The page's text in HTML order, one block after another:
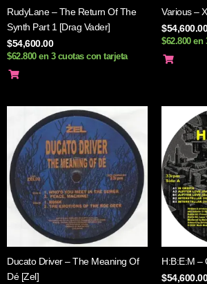
RudyLane – The Return Of The
Synth Part 1 [Drag Vader]
$54,600.00
$62.800 en 3 cuotas con tarjeta
Various –
$54,600.00
$62.800 en
Ducato Driver – The Meaning Of
Dé [Zel]
H:B:E:M –
$54,600.00